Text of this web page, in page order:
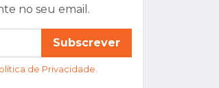
no seu email.
Subscrever
de Privacidade.